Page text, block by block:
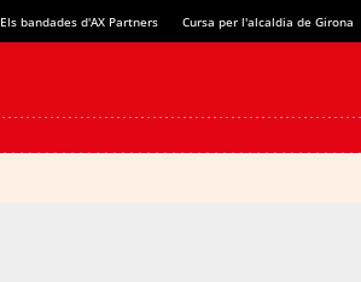
Els bandades d'AX Partners Cursa per l'alcaldia de Girona